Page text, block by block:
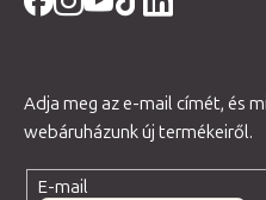
Adja meg az e-mail címét, és
webáruházunk új termékeiről.
E-mail